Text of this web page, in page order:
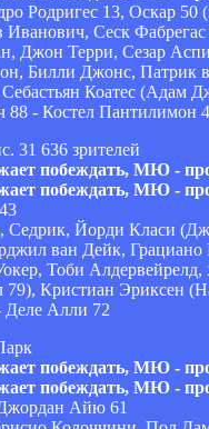
Родригес 13, Оскар
Иванович, Сеск
Джон Терри, Сезар
Билли Джонс,
Коатес (Адам
88 - Костел
31 636 зрителей
Седрик, Йорди Класи
ван Дейк, Грациано
Тоби
Кристиан Эриксен
Алли 72
Айю 61